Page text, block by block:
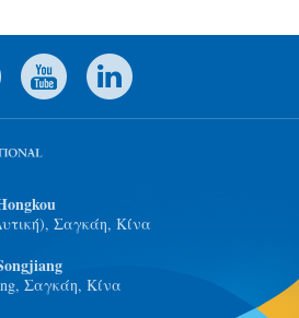
Σαγκάη, Κίνα
Σαγκάη, Κίνα